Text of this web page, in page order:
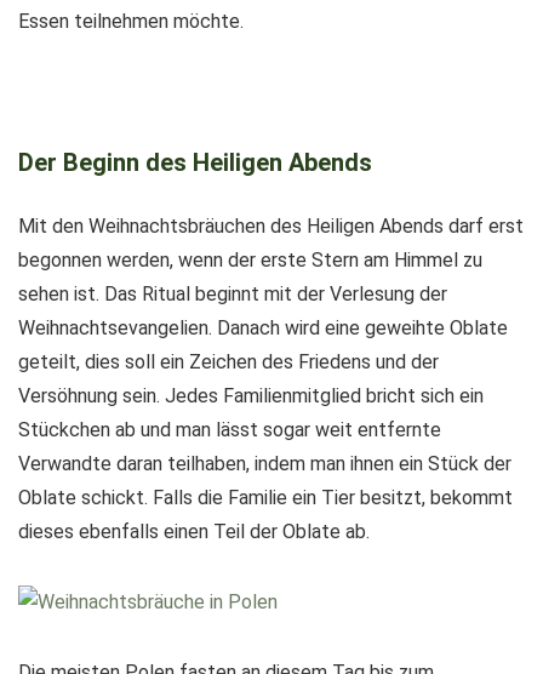
Essen teilnehmen möchte.
Der Beginn des Heiligen Abends
Mit den Weihnachtsbräuchen des Heiligen Abends darf erst
begonnen werden, wenn der erste Stern am Himmel zu
sehen ist. Das Ritual beginnt mit der Verlesung der
Weihnachtsevangelien. Danach wird eine geweihte Oblate
geteilt, dies soll ein Zeichen des Friedens und der
Versöhnung sein. Jedes Familienmitglied bricht sich ein
Stückchen ab und man lässt sogar weit entfernte
Verwandte daran teilhaben, indem man ihnen ein Stück der
Oblate schickt. Falls die Familie ein Tier besitzt, bekommt
dieses ebenfalls einen Teil der Oblate ab.